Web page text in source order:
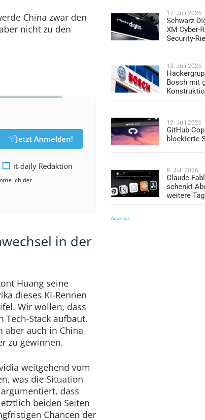
China zwar den
nicht zu den
Jetzt Anmelden!
it-daily Redaktion
ich der
in der
Huang seine
dieses KI-Rennen
Wir wollen, dass
Tech-Stack aufbaut.
aber auch in China
zu gewinnen.
weitgehend vom
was die Situation
dass
beiden Seiten
Chancen der
17. Juli 2026
Schwarz
XM Cyber-
Security-
13. Juli 2026
Bosch mit
12. Juli 2026
GitHub
blockierte
8. Juli 2026
Claude
schenkt
weitere
Anzeige